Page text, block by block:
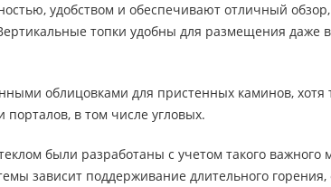
удобством и обеспечивают отличный обзор,
топки удобны для размещения
облицовками для пристенных каминов, хотя
порталов, в том числе угловых.
были разработаны с учетом такого важного
зависит поддерживание длительного